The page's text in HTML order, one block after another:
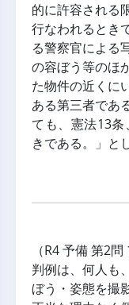
的に許容される
行なわれるとき
る警察官による
の容ぼう等のほ
た物件の近くに
ある第三者であ
ても、憲法13
きである。」と
（R4 予備 第2問
判例は、何人も
ぼう・姿態を撮